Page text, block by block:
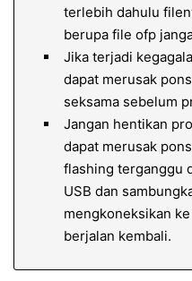
terlebih dahulu
berupa file ofp
Jika terjadi
dapat merusak
seksama sebelum
Jangan hentikan
dapat merusak
flashing terganggu
USB dan
mengkoneksikan
berjalan kembali.